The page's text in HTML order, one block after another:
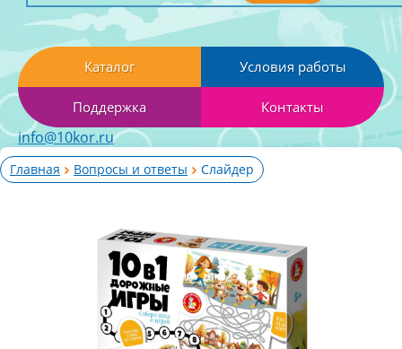
Каталог Условия работы
Поддержка Контакты
info@10kor.ru
Главная Вопросы и ответы Слайдер